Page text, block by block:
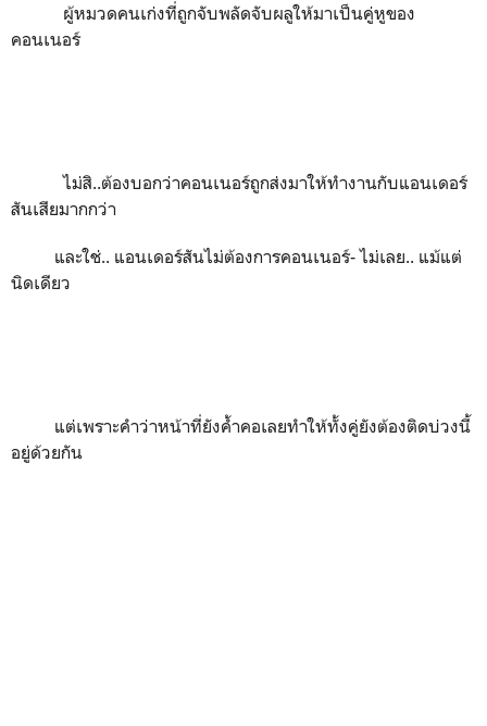
ผู้หมวดคนเก่งที่ถูกจับพลัดจับผลูให้มาเป็นคู่หูของ
คอนเนอร์
ไม่สิ..ต้องบอกว่าคอนเนอร์ถูกส่งมาให้ทำงานกับแอนเดอร์
สันเสียมากกว่า
และใช่.. แอนเดอร์สันไม่ต้องการคอนเนอร์- ไม่เลย.. แม้แต่
นิดเดียว
แต่เพราะคำว่าหน้าที่ยังค้ำคอเลยทำให้ทั้งคู่ยังต้องติดบ่วงนี้
อยู่ด้วยกัน